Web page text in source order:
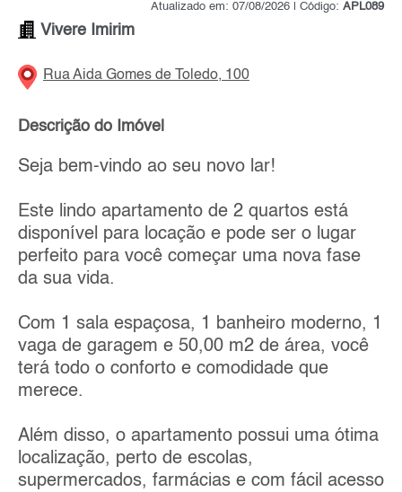
Atualizado em: 07/08/2026 | Código: APL089
Vivere Imirim
Rua Aida Gomes de Toledo, 100
Descrição do Imóvel
Seja bem-vindo ao seu novo lar!
Este lindo apartamento de 2 quartos está
disponível para locação e pode ser o lugar
perfeito para você começar uma nova fase
da sua vida.
Com 1 sala espaçosa, 1 banheiro moderno, 1
vaga de garagem e 50,00 m2 de área, você
terá todo o conforto e comodidade que
merece.
Além disso, o apartamento possui uma ótima
localização, perto de escolas,
supermercados, farmácias e com fácil acesso